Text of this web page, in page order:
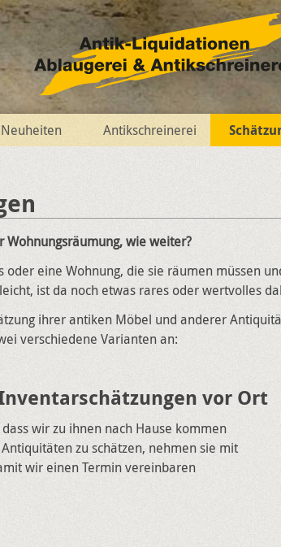
Neuheiten Antikschreinerei
Wohnungsräumung, wie weiter?
oder eine Wohnung, die sie räumen müssen
ist da noch etwas rares oder wertvolles
ihrer antiken Möbel und anderer
verschiedene Varianten an:
vor Ort
wir zu ihnen nach Hause kommen
zu schätzen, nehmen sie mit
wir einen Termin vereinbaren